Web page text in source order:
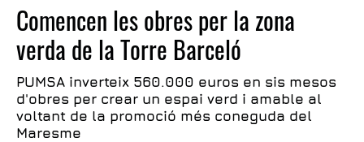
Comencen les obres per la zona
verda de la Torre Barceló
PUMSA inverteix 560.000 euros en sis mesos
d'obres per crear un espai verd i amable al
voltant de la promoció més coneguda del
Maresme